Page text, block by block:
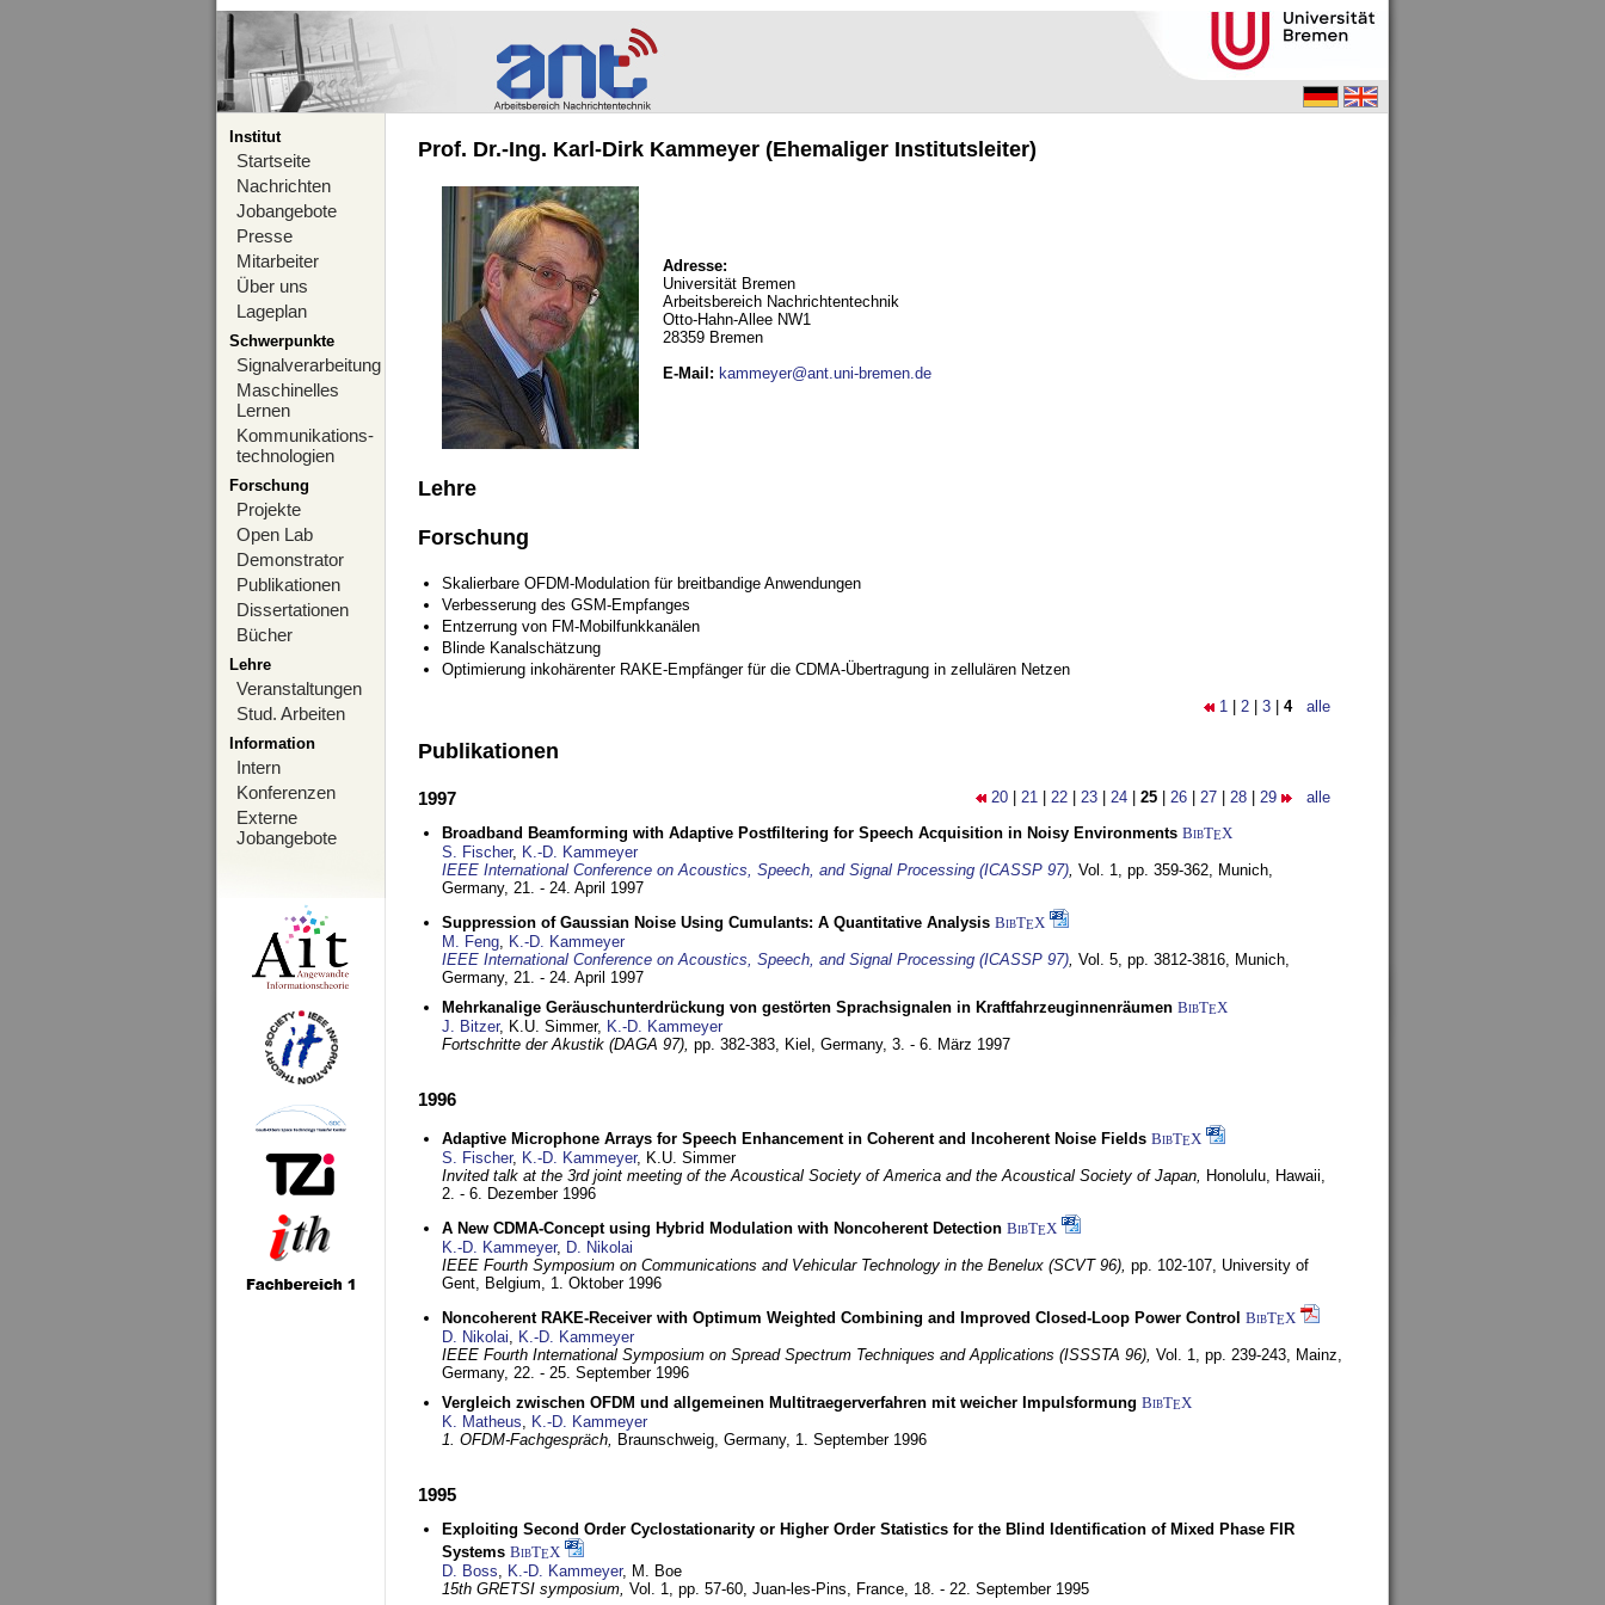
Institut
Startseite
Nachrichten
Jobangebote
Presse
Mitarbeiter
Über uns
Lageplan
Schwerpunkte
Signalverarbeitung
Maschinelles
Lernen
Kommunikations-
technologien
Forschung
Projekte
Open Lab
Demonstrator
Publikationen
Dissertationen
Bücher
Lehre
Veranstaltungen
Stud. Arbeiten
Information
Intern
Konferenzen
Externe
Jobangebote
Prof. Dr.-Ing. Karl-Dirk Kammeyer (Ehemaliger Institutsleiter)
Adresse:
Universität Bremen
Arbeitsbereich Nachrichtentechnik
Otto-Hahn-Allee NW1
28359 Bremen
E-Mail : kammeyer@ant.uni-bremen.de
Lehre
Forschung
Skalierbare OFDM-Modulation für breitbandige Anwendungen
Verbesserung des GSM-Empfanges
Entzerrung von FM-Mobilfunkkanälen
Blinde Kanalschätzung
Optimierung inkohärenter RAKE-Empfänger für die CDMA-Übertragung in zellulären Netzen
1 2 3 4 alle
Publikationen
20 21 22 23 24 25 26 27 28 29 alle
1997
Broadband Beamforming with Adaptive Postfiltering for Speech Acquisition in Noisy Environments BibTEX
S. Fischer, K.-D. Kammeyer
IEEE International Conference on Acoustics, Speech, and Signal Processing (ICASSP 97), Vol. 1, pp. 359-362, Munich,
Germany, 21. - 24. April 1997
Suppression of Gaussian Noise Using Cumulants: A Quantitative Analysis BibTEX
M. Feng, K.-D. Kammeyer
IEEE International Conference on Acoustics, Speech, and Signal Processing (ICASSP 97), Vol. 5, pp. 3812-3816, Munich,
Germany, 21. - 24. April 1997
Mehrkanalige Geräuschunterdrückung von gestörten Sprachsignalen in Kraftfahrzeuginnenräumen BibTEX
J. Bitzer, K.U. Simmer, K.-D. Kammeyer
Fortschritte der Akustik (DAGA 97), pp. 382-383, Kiel, Germany, 3. - 6. März 1997
1996
Adaptive Microphone Arrays for Speech Enhancement in Coherent and Incoherent Noise Fields BibTEX
S. Fischer, K.-D. Kammeyer, K.U. Simmer
Invited talk at the 3rd joint meeting of the Acoustical Society of America and the Acoustical Society of Japan, Honolulu, Hawaii,
2. - 6. Dezember 1996
A New CDMA-Concept using Hybrid Modulation with Noncoherent Detection BibTEX
K.-D. Kammeyer, D. Nikolai
IEEE Fourth Symposium on Communications and Vehicular Technology in the Benelux (SCVT 96), pp. 102-107, University of
Gent, Belgium, 1. Oktober 1996
Noncoherent RAKE-Receiver with Optimum Weighted Combining and Improved Closed-Loop Power Control BibTEX
D. Nikolai, K.-D. Kammeyer
IEEE Fourth International Symposium on Spread Spectrum Techniques and Applications (ISSSTA 96), Vol. 1, pp. 239-243, Mainz,
Germany, 22. - 25. September 1996
Vergleich zwischen OFDM und allgemeinen Multitraegerverfahren mit weicher Impulsformung BibTEX
K. Matheus, K.-D. Kammeyer
1. OFDM-Fachgespräch, Braunschweig, Germany, 1. September 1996
1995
Exploiting Second Order Cyclostationarity or Higher Order Statistics for the Blind Identification of Mixed Phase FIR
Systems BibTEX
D. Boss, K.-D. Kammeyer, M. Boe
15th GRETSI symposium, Vol. 1, pp. 57-60, Juan-les-Pins, France, 18. - 22. September 1995